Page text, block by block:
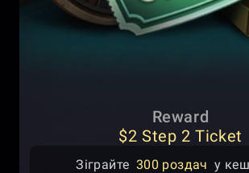
Reward
$2 Step 2 Ticket
Зіграйте 300 роздач у